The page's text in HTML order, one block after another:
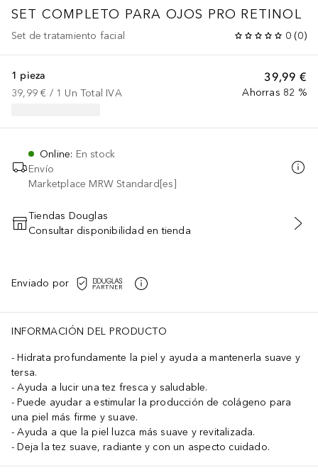
SET COMPLETO PARA OJOS PRO RETINOL
Set de tratamiento facial 0 (0)
39,99 €
Ahorras 82 %
1 pieza
39,99 € / 1 Un Total IVA
Online: En stock
Envío
Marketplace MRW Standard[es]
AÑADIR AL CARRITO
Tiendas Douglas
Consultar disponibilidad en tienda
Enviado por
INFORMACIÓN DEL PRODUCTO
Hidrata profundamente la piel y ayuda a mantenerla suave y
tersa.
Ayuda a lucir una tez fresca y saludable.
Puede ayudar a estimular la producción de colágeno para
una piel más firme y suave.
Ayuda a que la piel luzca más suave y revitalizada.
Deja la tez suave, radiante y con un aspecto cuidado.